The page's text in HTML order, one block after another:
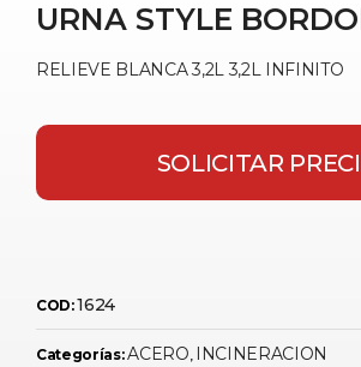
URNA STYLE
RELIEVE BLANCA 3,2L 3,2L INFINITO
SOLICITAR
COD:1624
Categorías:ACERO, INCINERACION